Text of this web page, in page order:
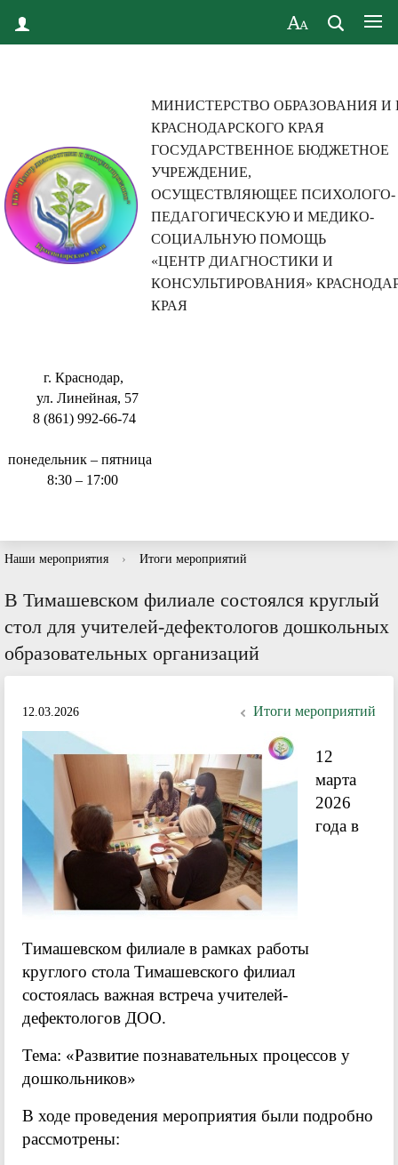
МИНИСТЕРСТВО ОБРАЗОВАНИЯ И
КРАСНОДАРСКОГО КРАЯ
ГОСУДАРСТВЕННОЕ БЮДЖЕТНОЕ
УЧРЕЖДЕНИЕ,
ОСУЩЕСТВЛЯЮЩЕЕ ПСИХОЛОГО-
ПЕДАГОГИЧЕСКУЮ И МЕДИКО-
СОЦИАЛЬНУЮ ПОМОЩЬ
«ЦЕНТР ДИАГНОСТИКИ И
КОНСУЛЬТИРОВАНИЯ»
КРАЯ
г. Краснодар,
ул. Линейная, 57
8 (861) 992-66-74
понедельник – пятница
8:30 – 17:00
Наши мероприятия › Итоги мероприятий
В Тимашевском филиале состоялся круглый
стол для учителей-дефектологов дошкольных
образовательных организаций
12.03.2026 Итоги мероприятий
12
марта
2026
года в
Тимашевском филиале в рамках работы
круглого стола Тимашевского филиал
состоялась важная встреча учителей-
дефектологов ДОО.
Тема: «Развитие познавательных процессов у
дошкольников»
В ходе проведения мероприятия были подробно
рассмотрены: